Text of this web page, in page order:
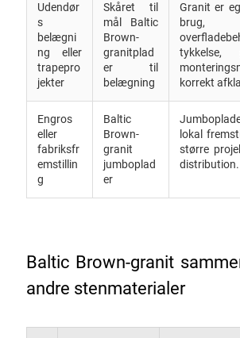
Udendør
s
belægni
ng eller
trapepro
jekter
Skåret til
mål Baltic
Brown-
granitplad
er til
belægning
Granit er
tykkelse,
korrekt
Engros
eller
fabriksfr
emstillin
g
Baltic
Brown-
granit
jumboplad
er
lokal
større
distribution.
Baltic Brown-granit
andre stenmaterialer